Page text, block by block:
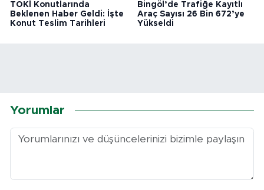
TOKİ Konutlarında
Beklenen Haber Geldi: İşte
Konut Teslim Tarihleri
Bingöl’de Trafiğe Kayıtlı
Araç Sayısı 26 Bin 672’ye
Yükseldi
Yorumlar